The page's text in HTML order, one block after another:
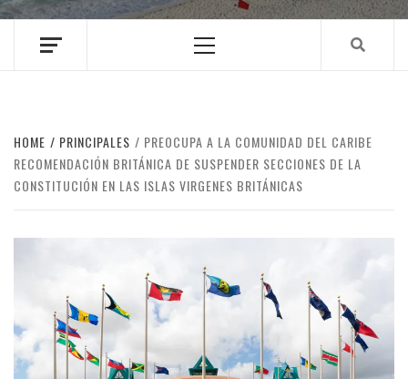
Menu
HOME PRINCIPALES
PREOCUPA A LA COMUNIDAD DEL CARIBE
RECOMENDACIÓN BRITÁNICA DE SUSPENDER SECCIONES DE LA
CONSTITUCIÓN EN LAS ISLAS VIRGENES BRITÁNICAS